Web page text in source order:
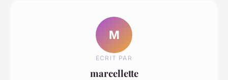
M
ECRIT PAR
marcellette